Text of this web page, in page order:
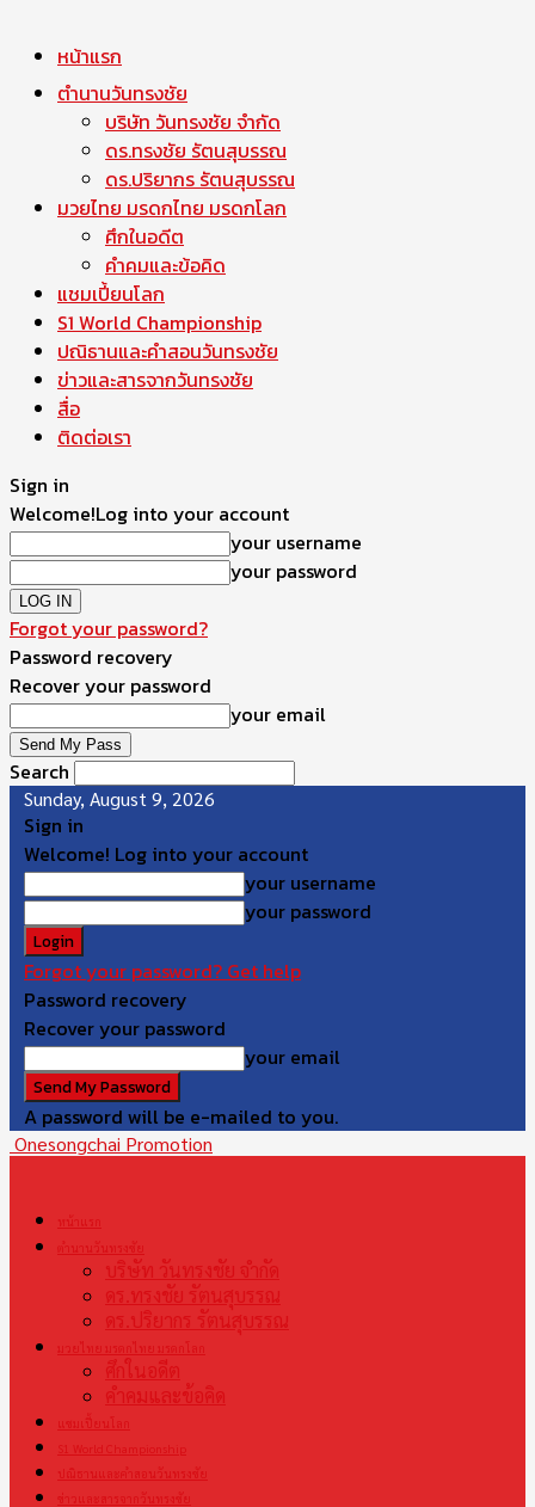
หน้าแรก
ตำนานวันทรงชัย
บริษัท วันทรงชัย จำกัด
ดร.ทรงชัย รัตนสุบรรณ
ดร.ปริยากร รัตนสุบรรณ
มวยไทย มรดกไทย มรดกโลก
ศึกในอดีต
คำคมและข้อคิด
แชมเปี้ยนโลก
S1 World Championship
ปณิธานและคำสอนวันทรงชัย
ข่าวและสารจากวันทรงชัย
สื่อ
ติดต่อเรา
Sign in
Welcome!Log into your account
your username
your password
Forgot your password?
Password recovery
Recover your password
your email
Search
Sunday, August 9, 2026
Sign in
Welcome! Log into your account
your username
your password
Forgot your password? Get help
Password recovery
Recover your password
your email
A password will be e-mailed to you.
Onesongchai Promotion
หน้าแรก
ตำนานวันทรงชัย
บริษัท วันทรงชัย จำกัด
ดร.ทรงชัย รัตนสุบรรณ
ดร.ปริยากร รัตนสุบรรณ
มวยไทย มรดกไทย มรดกโลก
ศึกในอดีต
คำคมและข้อคิด
แชมเปี้ยนโลก
S1 World Championship
ปณิธานและคำสอนวันทรงชัย
ข่าวและสารจากวันทรงชัย